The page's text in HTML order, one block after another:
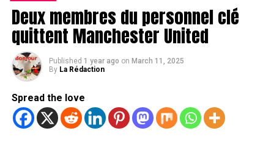
Deux membres du personnel clé
quittent Manchester United
Published 1 year ago on March 11, 2025
By La Rédaction
Spread the love